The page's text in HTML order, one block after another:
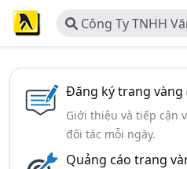
Công Ty TNHH
Nhận HALAL
Đăng ký trang vàng
Giới thiệu và tiếp cận
đối tác mỗi ngày.
Quảng cáo trang